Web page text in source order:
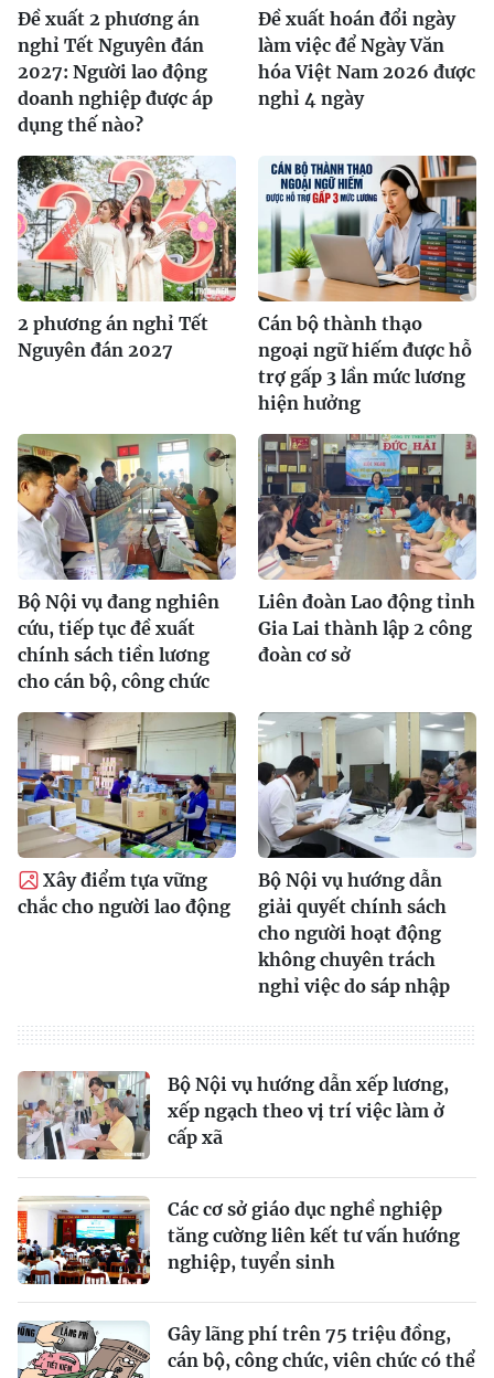
Đề xuất 2 phương án
nghỉ Tết Nguyên đán
2027: Người lao động
doanh nghiệp được áp
dụng thế nào?
Đề xuất hoán đổi ngày
làm việc để Ngày Văn
hóa Việt Nam 2026 được
nghỉ 4 ngày
2 phương án nghỉ Tết
Nguyên đán 2027
Cán bộ thành thạo
ngoại ngữ hiếm được hỗ
trợ gấp 3 lần mức lương
hiện hưởng
Bộ Nội vụ đang nghiên
cứu, tiếp tục đề xuất
chính sách tiền lương
cho cán bộ, công chức
Liên đoàn Lao động tỉnh
Gia Lai thành lập 2 công
đoàn cơ sở
Xây điểm tựa vững
chắc cho người lao động
Bộ Nội vụ hướng dẫn
giải quyết chính sách
cho người hoạt động
không chuyên trách
nghỉ việc do sáp nhập
Bộ Nội vụ hướng dẫn xếp lương,
xếp ngạch theo vị trí việc làm ở
cấp xã
Các cơ sở giáo dục nghề nghiệp
tăng cường liên kết tư vấn hướng
nghiệp, tuyển sinh
Gây lãng phí trên 75 triệu đồng,
cán bộ, công chức, viên chức có thể